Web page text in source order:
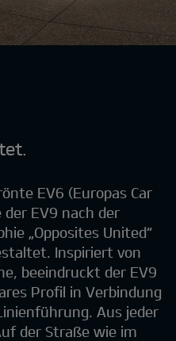
EV6 (Europas Car
EV9 nach der
„Opposites United“
Inspiriert von
beeindruckt der EV9
Profil in Verbindung
Aus jeder
der Straße wie im